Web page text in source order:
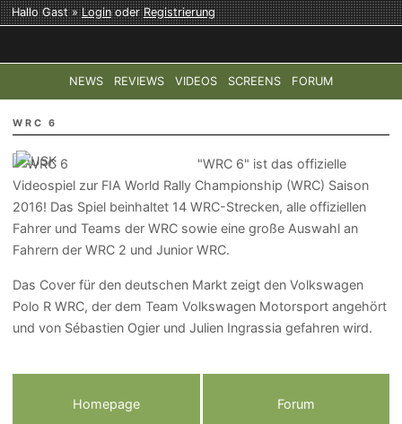
Hallo Gast »LoginoderRegistrierung
NEWS REVIEWS VIDEOS SCREENS FORUM
TOP-THEMEN: COD: MODERN WARFARE 4 HALO:
WRC 6
"WRC 6" ist das offizielle
Videospiel zur FIA World Rally Championship (WRC) Saison
2016! Das Spiel beinhaltet 14 WRC-Strecken, alle offiziellen
Fahrer und Teams der WRC sowie eine große Auswahl an
Fahrern der WRC 2 und Junior WRC.
Das Cover für den deutschen Markt zeigt den Volkswagen
Polo R WRC, der dem Team Volkswagen Motorsport angehört
und von Sébastien Ogier und Julien Ingrassia gefahren wird.
Homepage Forum